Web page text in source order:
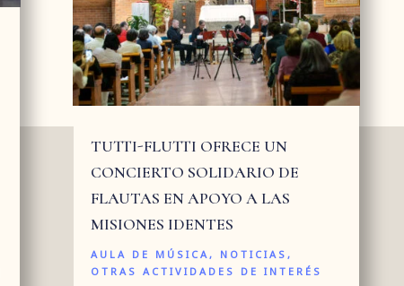
TUTTI-FLUTTI OFRECE UN
CONCIERTO SOLIDARIO DE
FLAUTAS EN APOYO A LAS
MISIONES IDENTES
AULA DE MÚSICA, NOTICIAS,
OTRAS ACTIVIDADES DE INTERÉS